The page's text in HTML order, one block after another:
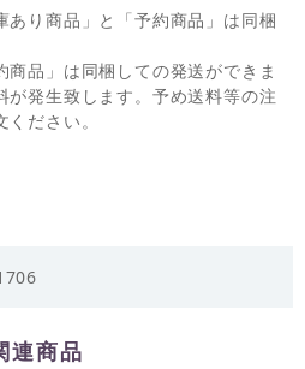
あり商品」と「予約商品」は同梱
商品」は同梱しての発送ができま
が発生致します。予め送料等の注
ださい。
連商品